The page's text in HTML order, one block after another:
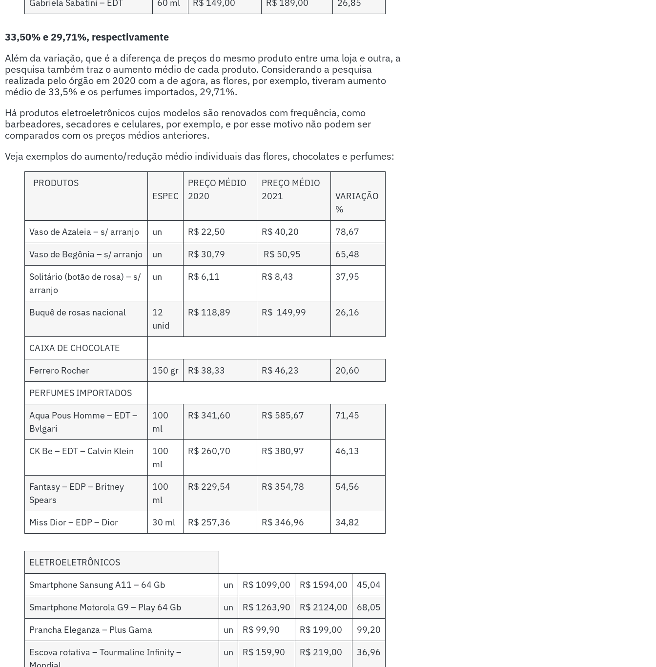
Gabriela Sabatini – EDT 60 ml R$ 149,00 R$ 189,00 26,85
33,50% e 29,71%, respectivamente
Além da variação, que é a diferença de preços do mesmo produto entre uma loja e outra, a
pesquisa também traz o aumento médio de cada produto. Considerando a pesquisa
realizada pelo órgão em 2020 com a de agora, as flores, por exemplo, tiveram aumento
médio de 33,5% e os perfumes importados, 29,71%.
Há produtos eletroeletrônicos cujos modelos são renovados com frequência, como
barbeadores, secadores e celulares, por exemplo, e por esse motivo não podem ser
comparados com os preços médios anteriores.
Veja exemplos do aumento/redução médio individuais das flores, chocolates e perfumes:
PRODUTOS
ESPEC
PREÇO MÉDIO
2020
PREÇO MÉDIO
2021
VARIAÇÃO
%
Vaso de Azaleia – s/ arranjo
un R$ 22,50 R$ 40,20
78,67
Vaso de Begônia – s/ arranjo
un R$ 30,79 R$ 50,95
65,48
Solitário (botão de rosa) – s/
arranjo
un R$ 6,11 R$ 8,43 37,95
Buquê de rosas nacional
12
unid
R$ 118,89 R$ 149,99 26,16
CAIXA DE CHOCOLATE
Ferrero Rocher
150 gr R$ 38,33 R$ 46,23
20,60
PERFUMES IMPORTADOS
Aqua Pous Homme – EDT –
Bvlgari
100
ml
R$ 341,60 R$ 585,67 71,45
CK Be – EDT – Calvin Klein
100
ml
R$ 260,70 R$ 380,97 46,13
Fantasy – EDP – Britney
Spears
100
ml
R$ 229,54 R$ 354,78 54,56
Miss Dior – EDP – Dior 30 ml R$ 257,36 R$ 346,96 34,82
ELETROELETRÔNICOS
Smartphone Sansung A11 – 64 Gb
un R$ 1099,00 R$ 1594,00
45,04
Smartphone Motorola G9 – Play 64 Gb
un R$ 1263,90 R$ 2124,00
68,05
Prancha Eleganza – Plus Gama
un R$ 99,90 R$ 199,00
99,20
Escova rotativa – Tourmaline Infinity –
un R$ 159,90 R$ 219,00 36,96